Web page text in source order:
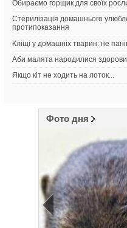
Обираємо горщик для своїх
Стерилізація домашнього
протипоказання
Кліщі у домашніх тварин: не
Аби малята народилися
Якщо кіт не ходить на лоток...
Фото дня